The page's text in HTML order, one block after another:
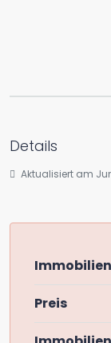
Details
Aktualisiert am
Preis